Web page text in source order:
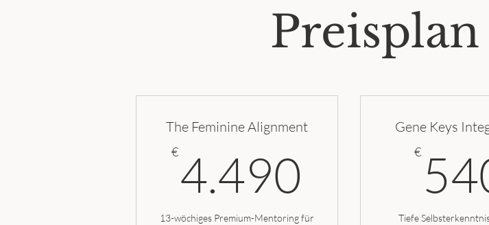
The Feminine Alignment
€4.490 4.490€
13-wöchiges Premium-Mentoring für
Gene Keys
€
Tiefe